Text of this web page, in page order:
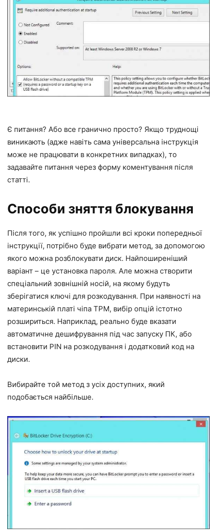
Є питання? Або все гранично просто? Якщо труднощі
виникають (адже навіть сама універсальна інструкція
може не працювати в конкретних випадках), то
задавайте питання через форму коментування після
статті.
Способи зняття блокування
Після того, як успішно пройшли всі кроки попередньої
інструкції, потрібно буде вибрати метод, за допомогою
якого можна розблокувати диск. Найпоширеніший
варіант – це установка пароля. Але можна створити
спеціальний зовнішній носій, на якому будуть
зберігатися ключі для розкодування. При наявності на
материнській платі чіпа TPM, вибір опцій істотно
розшириться. Наприклад, реально буде вказати
автоматичне дешифрування під час запуску ПК, або
встановити PIN на розкодування і додатковий код на
диски.
Вибирайте той метод з усіх доступних, який
подобається найбільше.